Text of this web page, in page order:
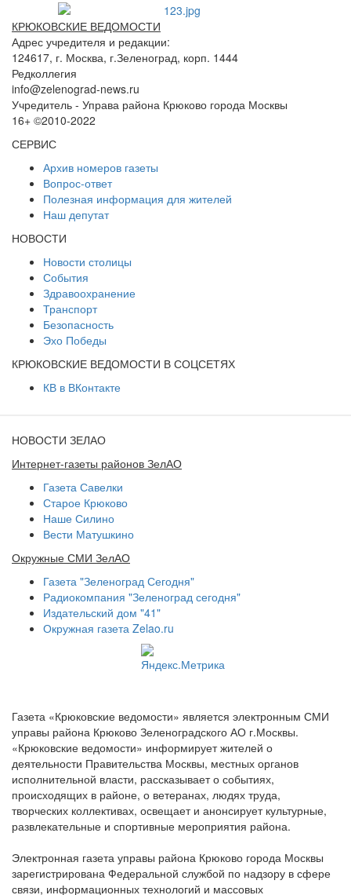
КРЮКОВСКИЕ ВЕДОМОСТИ
Адрес учредителя и редакции:
124617, г. Москва, г.Зеленоград, корп. 1444
Редколлегия
info@zelenograd-news.ru
Учредитель - Управа района Крюково города Москвы
16+ ©2010-2022
СЕРВИС
Архив номеров газеты
Вопрос-ответ
Полезная информация для жителей
Наш депутат
НОВОСТИ
Новости столицы
События
Здравоохранение
Транспорт
Безопасность
Эхо Победы
КРЮКОВСКИЕ ВЕДОМОСТИ В СОЦСЕТЯХ
КВ в ВКонтакте
НОВОСТИ ЗЕЛАО
Интернет-газеты районов ЗелАО
Газета Савелки
Старое Крюково
Наше Силино
Вести Матушкино
Окружные СМИ ЗелАО
Газета "Зеленоград Сегодня"
Радиокомпания "Зеленоград сегодня"
Издательский дом "41"
Окружная газета Zelao.ru
Газета «Крюковские ведомости» является электронным СМИ
управы района Крюково Зеленоградского АО г.Москвы.
«Крюковские ведомости» информирует жителей о
деятельности Правительства Москвы, местных органов
исполнительной власти, рассказывает о событиях,
происходящих в районе, о ветеранах, людях труда,
творческих коллективах, освещает и анонсирует культурные,
развлекательные и спортивные мероприятия района.
Электронная газета управы района Крюково города Москвы
зарегистрирована Федеральной службой по надзору в сфере
связи, информационных технологий и массовых